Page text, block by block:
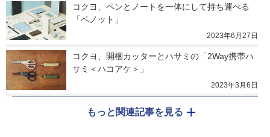
コクヨ、ペンとノートを一体にして持ち運べる
「ペノット」
2023年6月27日
コクヨ、開梱カッターとハサミの「2Way携帯ハ
サミ＜ハコアケ＞」
2023年3月6日
もっと関連記事を見る